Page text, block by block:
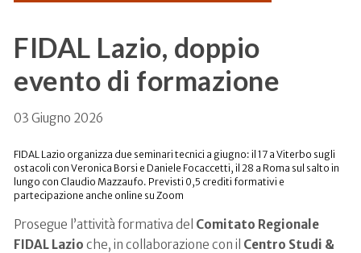
FIDAL Lazio, doppio
evento di formazione
03 Giugno 2026
FIDAL Lazio organizza due seminari tecnici a giugno: il 17 a Viterbo sugli
ostacoli con Veronica Borsi e Daniele Focaccetti, il 28 a Roma sul salto in
lungo con Claudio Mazzaufo. Previsti 0,5 crediti formativi e
partecipazione anche online su Zoom
Prosegue l’attività formativa del Comitato Regionale
FIDAL Lazio che, in collaborazione con il Centro Studi &